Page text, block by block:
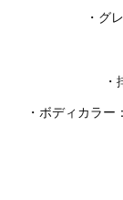
・グ
・ボディカラー